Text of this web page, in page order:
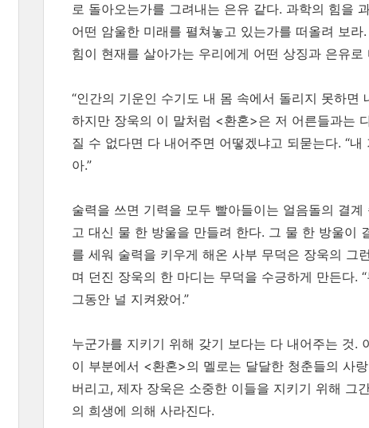
로 돌아오는가를 그려내는 은유 같다. 과학의 힘을
어떤 암울한 미래를 펼쳐놓고 있는가를 떠올려 보
힘이 현재를 살아가는 우리에게 어떤 상징과 은유
“인간의 기운인 수기도 내 몸 속에서 돌리지 못하
하지만 장욱의 이 말처럼 <환혼>은 저 어른들과는
질 수 없다면 다 내어주면 어떻겠냐고 되묻는다. “
아.”
술력을 쓰면 기력을 모두 빨아들이는 얼음돌의 결
고 대신 물 한 방울을 만들려 한다. 그 물 한 방울이
를 세워 술력을 키우게 해온 사부 무덕은 장욱의 그
며 던진 장욱의 한 마디는 무덕을 수긍하게 만든다.
그동안 널 지켜왔어.”
누군가를 지키기 위해 갖기 보다는 다 내어주는 것.
이 부분에서 <환혼>의 멜로는 달달한 청춘들의 사
버리고, 제자 장욱은 소중한 이들을 지키기 위해 그
의 희생에 의해 사라진다.